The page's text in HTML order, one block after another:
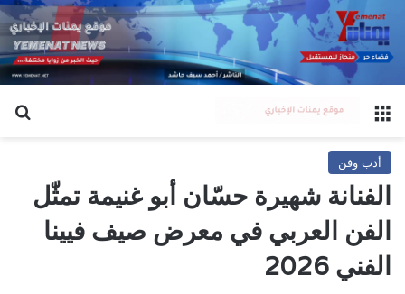
القائمة
أدب وفن
الفنانة شهيرة حسّان أبو غنيمة تمثّل
الفن العربي في معرض صيف فيينا
الفني 2026